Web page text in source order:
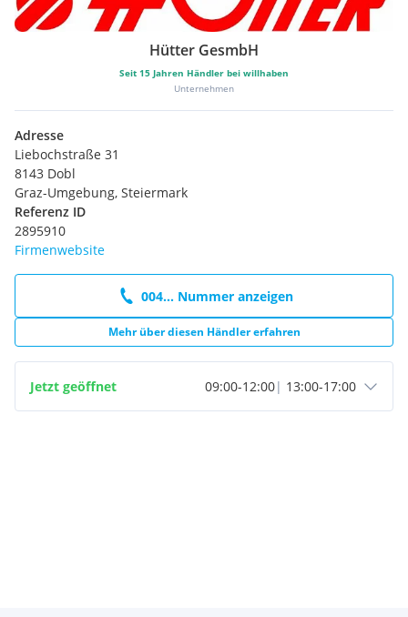
Katalysator
Hütter GesmbH
Seit 15 Jahren Händler bei willhaben
Unternehmen
Adresse
Liebochstraße 31
8143 Dobl
Graz-Umgebung, Steiermark
Referenz ID
2895910
Firmenwebsite
004... Nummer anzeigen
Mehr über diesen Händler erfahren
Jetzt geöffnet 09:00-12:00| 13:00-17:00